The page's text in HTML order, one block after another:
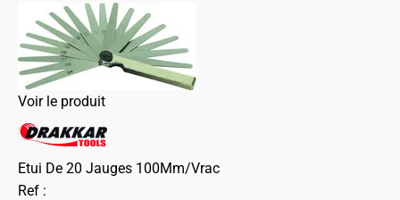
Voir le produit
Etui De 20 Jauges 100Mm/Vrac
Ref :